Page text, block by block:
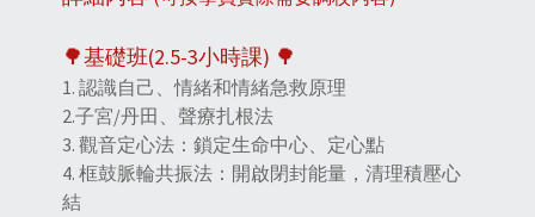
🌳基礎班(2.5-3小時課) 🌳
1. 認識自己、情緒和情緒急救原理
2.子宮/丹田、聲療扎根法
3. 觀音定心法：鎖定生命中心、定心點
4. 框鼓脈輪共振法：開啟閉封能量，清理積壓心
結